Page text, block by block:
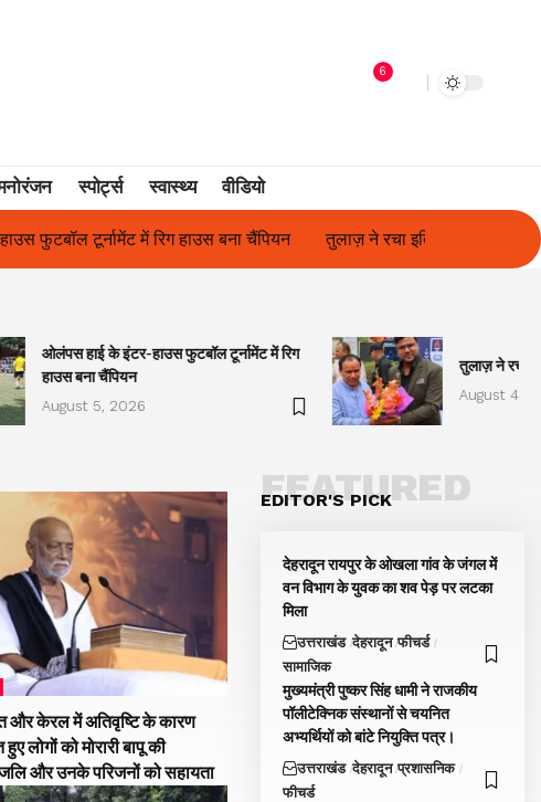
6
स्पोर्ट्स स्वास्थ्य वीडियो
तुलाज़ ने रचा इतिहास, संस्थान से बना विश्वविद्यालय फिल्म अभिनेत्री
ओलंपस हाई के इंटर-हाउस फुटबॉल टूर्नामेंट में रिग
हाउस बना चैंपियन
August 5, 2026
तुलाज़ ने रचा
August 4,
और केरल में अतिवृष्टि के कारण
हुए लोगों को मोरारी बापू की
और उनके परिजनों को सहायता
EDITOR'S PICK
FEATURED
देहरादून रायपुर के ओखला गांव के जंगल में
वन विभाग के युवक का शव पेड़ पर लटका
मिला
उत्तराखंड देहरादून फीचर्ड
सामाजिक
मुख्यमंत्री पुष्कर सिंह धामी ने राजकीय
पॉलीटेक्निक संस्थानों से चयनित
अभ्यर्थियों को बांटे नियुक्ति पत्र।
उत्तराखंड देहरादून प्रशासनिक
फीचर्ड